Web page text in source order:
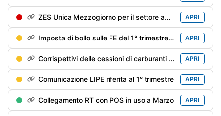
ZES Unica Mezzogiorno per il settore agricolo: termine per l'invio della Prenotazione degli investimenti sostenuti dal 1/01/2026 e che si prevede di sostenere fino al 15/11/2026 APRI
Imposta di bollo sulle FE del 1° trimestre - Versamento (differibile al 2° trimestre se il debito è inferiore a €. 5.000) APRI
Corrispettivi delle cessioni di carburanti di aprile - Trasmissione alle Dogane APRI
Comunicazione LIPE riferita al 1° trimestre APRI
Collegamento RT con POS in uso a Marzo APRI